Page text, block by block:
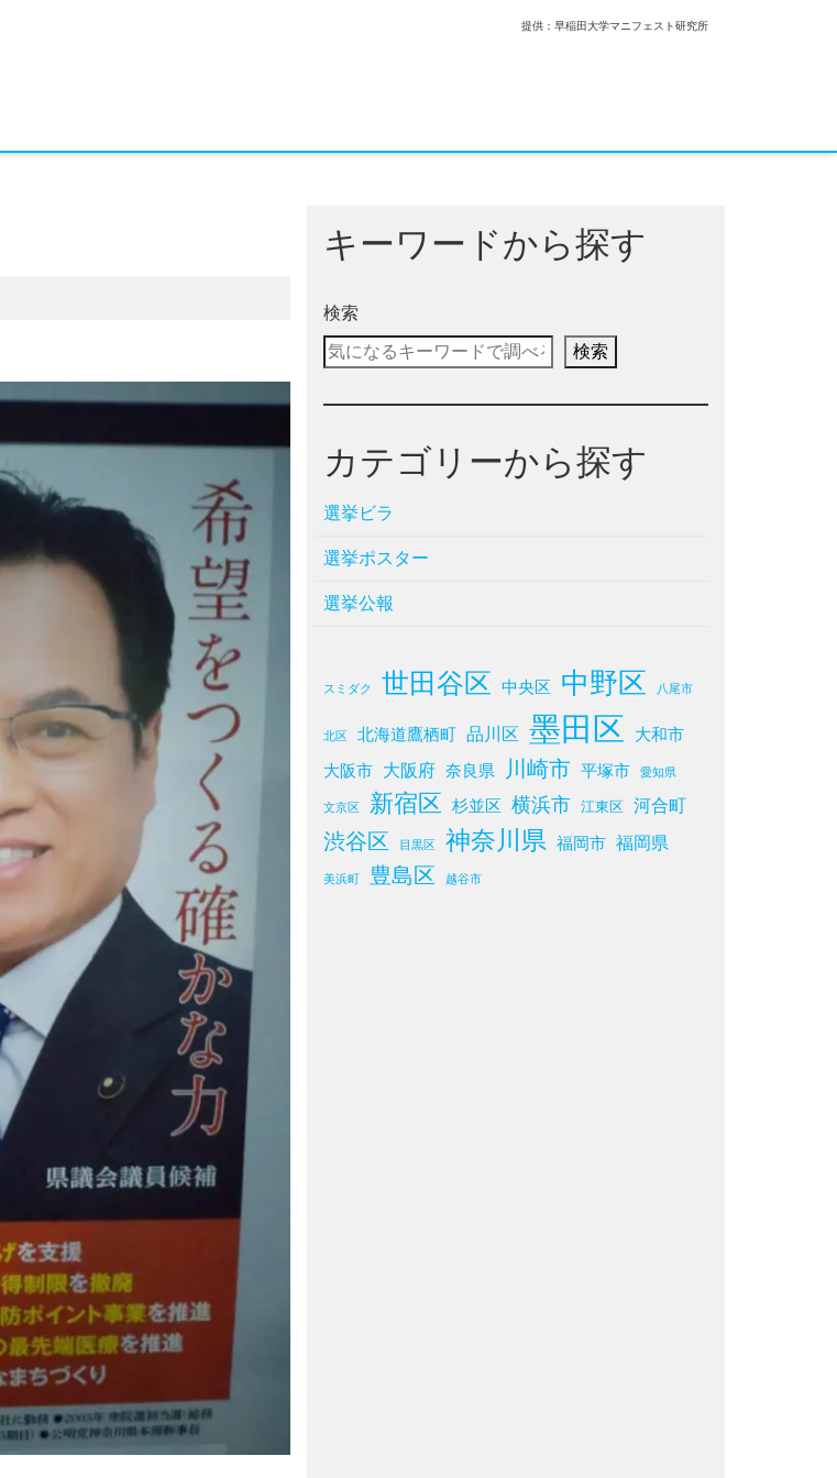
提供：早稲田大学マニフェスト研究所
キーワードから探す
検索
検索
カテゴリーから探す
選挙ビラ
選挙ポスター
選挙公報
スミダク 世田谷区 中央区 中野区 八尾市
北区 北海道鷹栖町 品川区 墨田区
大和市
大阪市 大阪府 奈良県 川崎市 平塚市 愛知県
文京区 新宿区 杉並区 横浜市 江東区 河合町
渋谷区 目黒区 神奈川県 福岡市 福岡県
美浜町 豊島区 越谷市